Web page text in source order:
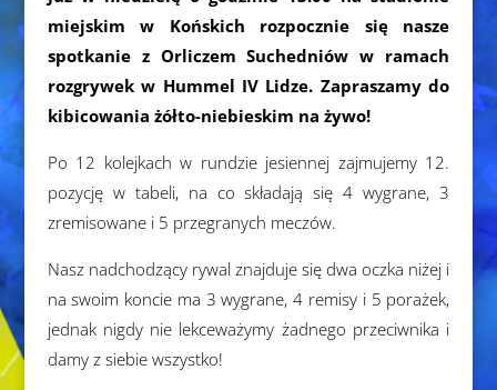
miejskim w Końskich rozpocznie się nasze
spotkanie z Orliczem Suchedniów w ramach
rozgrywek w Hummel IV Lidze. Zapraszamy do
kibicowania żółto-niebieskim na żywo!
Po 12 kolejkach w rundzie jesiennej zajmujemy 12.
pozycję w tabeli, na co składają się 4 wygrane, 3
zremisowane i 5 przegranych meczów.
Nasz nadchodzący rywal znajduje się dwa oczka niżej i
na swoim koncie ma 3 wygrane, 4 remisy i 5 porażek,
jednak nigdy nie lekceważymy żadnego przeciwnika i
damy z siebie wszystko!